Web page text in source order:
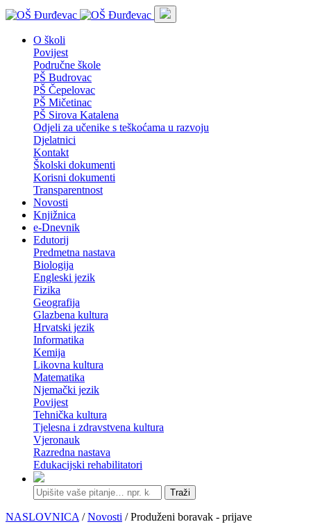
O školi
Povijest
Područne škole
PŠ Budrovac
PŠ Čepelovac
PŠ Mičetinac
PŠ Sirova Katalena
Odjeli za učenike s teškoćama u razvoju
Djelatnici
Kontakt
Školski dokumenti
Korisni dokumenti
Transparentnost
Novosti
Knjižnica
e-Dnevnik
Edutorij
Predmetna nastava
Biologija
Engleski jezik
Fizika
Geografija
Glazbena kultura
Hrvatski jezik
Informatika
Kemija
Likovna kultura
Matematika
Njemački jezik
Povijest
Tehnička kultura
Tjelesna i zdravstvena kultura
Vjeronauk
Razredna nastava
Edukacijski rehabilitatori
Traži
NASLOVNICA /Novosti / Produženi boravak - prijave